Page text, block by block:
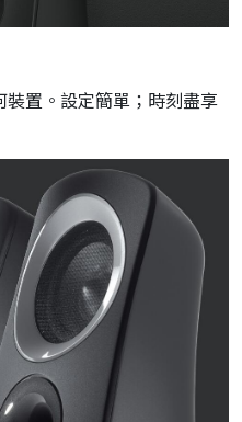
裝置。設定簡單；時刻盡享